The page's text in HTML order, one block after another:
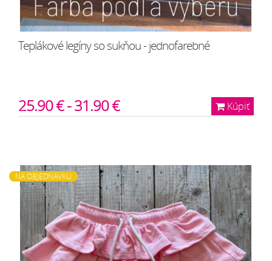
Teplákové legíny so sukňou - jednofarebné
Kúpiť
25.90 € - 31.90 €
NA OBJEDNÁVKU